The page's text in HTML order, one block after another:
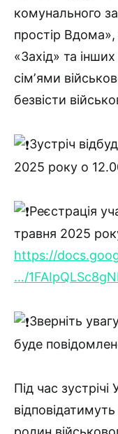
комунального
простір
«Захід» та
сімʼями
безвісти
Зустріч
2025 року о
Реєстрація
травня 2025
https://
…/
Зверніть
буде
Під час